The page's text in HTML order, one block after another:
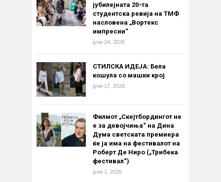
јубилејната 20-та
студентска ревија на ТМФ
насловена „Вортекс
импресии“
јуни 24, 2026
СТИЛСКА ИДЕЈА: Бела
кошула со машки крој
јуни 17, 2026
Филмот „Скејтбордингот не
е за девојчиња“ на Дина
Дума светската премиера
ќе ја има на фестивалот на
Роберт Де Ниро („Трибека
фестивал“)
јуни 1, 2026